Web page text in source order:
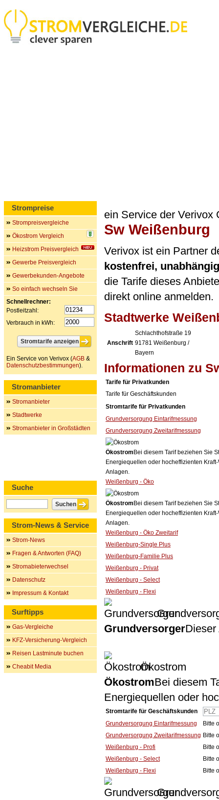
ein Service der Verivox
Sw Weißenburg
Verivox ist ein Partner
kostenfrei,
die Tarife dieses
direkt online anmelden.
Stadtwerke
Anschrift
Schlachthofstraße 19
91781 Weißenburg /
Bayern
Informationen zu
Tarife für Privatkunden
Tarife für Geschäftskunden
Stromtarife für Privatkunden
Grundversorgung Eintarifmessung
Grundversorgung Zweitarifmessung
Ökostrom Bei diesem Tarif beziehen Sie
Energiequellen oder hocheffizienten
Anlagen.
Weißenburg - Öko
Ökostrom Bei diesem Tarif beziehen Sie
Energiequellen oder hocheffizienten
Anlagen.
Weißenburg - Öko Zweitarif
Weißenburg-Single Plus
Weißenburg-Familie Plus
Weißenburg - Privat
Weißenburg - Select
Weißenburg - Flexi
GrundversorgerDieser
Ökostrom
ÖkostromBei diesem
Energiequellen oder
Stromtarife für Geschäftskunden
Grundversorgung Eintarifmessung
Bitte
Grundversorgung Zweitarifmessung Bitte
Weißenburg - Profi
Bitte
Weißenburg - Select
Bitte
Weißenburg - Flexi
Bitte
Strompreise
Strompreisvergleiche
Ökostrom Vergleich
Heizstrom Preisvergleich
Gewerbe Preisvergleich
Gewerbekunden-Angebote
So einfach wechseln Sie
Schnellrechner:
Postleitzahl:
Verbrauch in kWh:
Ein Service von Verivox (AGB &
Datenschutzbestimmungen).
Stromanbieter
Stromanbieter
Stadtwerke
Stromanbieter in Großstädten
Suche
Strom-News & Service
Strom-News
Fragen & Antworten (FAQ)
Stromabieterwechsel
Datenschutz
Impressum & Kontakt
Surftipps
Gas-Vergleiche
KFZ-Versicherung-Vergleich
Reisen Lastminute buchen
Cheabit Media